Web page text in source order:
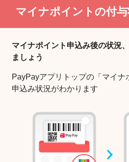
マイナポイントの付
マイナポイント申込み後の状況
ましょう
PayPayアプリトップの「マイナ
申込み状況がわかります